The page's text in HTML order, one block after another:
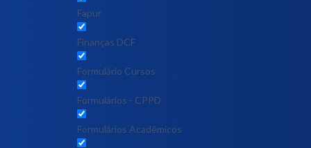
Fapur
Finanças DCF
Formulário Cursos
Formulários - CPPD
Formulários Acadêmicos